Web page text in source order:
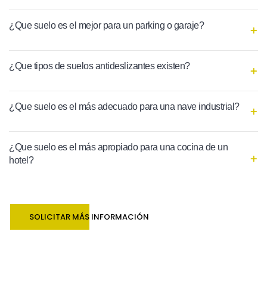
¿Que suelo es el mejor para un parking o garaje?
¿Que tipos de suelos antideslizantes existen?
¿Que suelo es el más adecuado para una nave industrial?
¿Que suelo es el más apropiado para una cocina de un
hotel?
SOLICITAR MÁS INFORMACIÓN